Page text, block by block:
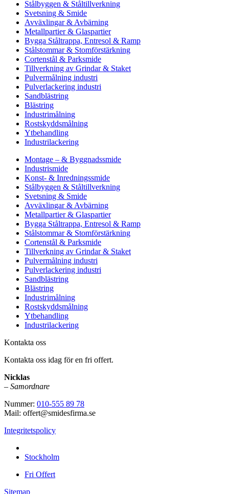
Stålbyggen & Ståltillverkning
Svetsning & Smide
Avväxlingar & Avbärning
Metallpartier & Glaspartier
Bygga Ståltrappa, Entresol & Ramp
Stålstommar & Stomförstärkning
Cortenstål & Parksmide
Tillverkning av Grindar & Staket
Pulvermålning industri
Pulverlackering industri
Sandblästring
Blästring
Industrimålning
Rostskyddsmålning
Ytbehandling
Industrilackering
Montage – & Byggnadssmide
Industrismide
Konst- & Inredningssmide
Stålbyggen & Ståltillverkning
Svetsning & Smide
Avväxlingar & Avbärning
Metallpartier & Glaspartier
Bygga Ståltrappa, Entresol & Ramp
Stålstommar & Stomförstärkning
Cortenstål & Parksmide
Tillverkning av Grindar & Staket
Pulvermålning industri
Pulverlackering industri
Sandblästring
Blästring
Industrimålning
Rostskyddsmålning
Ytbehandling
Industrilackering
Kontakta oss
Kontakta oss idag för en fri offert.
Nicklas
– Samordnare
Nummer: 010-555 89 78
Mail: offert@smidesfirma.se
Integritetspolicy
Stockholm
Fri Offert
Sitemap